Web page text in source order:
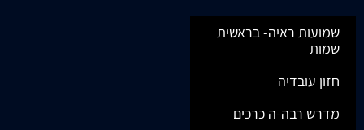
שמועות ראיה- בראשית
שמות
חזון עובדיה
מדרש רבה-ה כרכים